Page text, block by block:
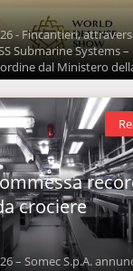
- Fincantieri,
Submarine Systems
dal Ministero
crociere
– Somec S.p.A.